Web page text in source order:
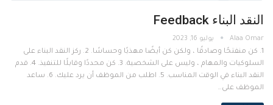
النقد البناء Feedback
يوليو 16, 2023
1. كن منفتحًا وصادقًا ، ولكن كن أيضًا مهذبًا وحساسًا. 2. ركز النقد البناء على
السلوكيات والمهام ، وليس على الشخصية. 3. كن محددًا وقابلًا للتنفيذ. 4. قدم
النقد البناء في الوقت المناسب. 5. اطلب من الموظف أن يرد عليك. 6. ساعد
الموظف على…